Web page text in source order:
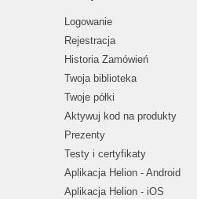
Logowanie
Rejestracja
Historia Zamówień
Twoja biblioteka
Twoje półki
Aktywuj kod na produkty
Prezenty
Testy i certyfikaty
Aplikacja Helion - Android
Aplikacja Helion - iOS